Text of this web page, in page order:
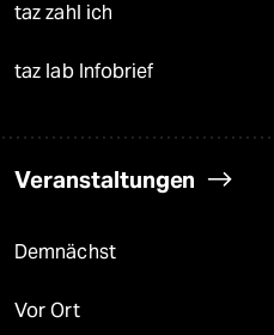
taz zahl ich
taz lab Infobrief
Veranstaltungen
Demnächst
Vor Ort